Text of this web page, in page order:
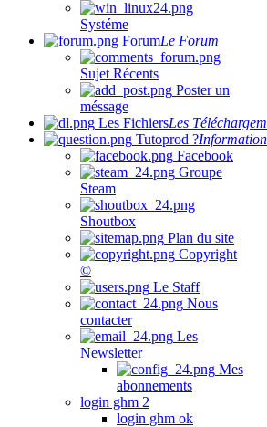
Systéme
ForumLe Forum
Sujet Récents
Poster un
méssage
Les FichiersLes
Tutoprod ?
Facebook
Groupe
Steam
Shoutbox
Plan du site
Copyright
©
Le Staff
Nous
contacter
Les
Newsletter
Mes
abonnements
login ghm 2
login ghm ok